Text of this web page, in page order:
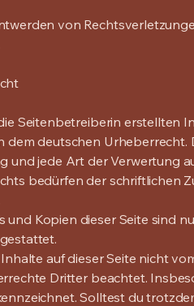
von
Seitenbetreiberin erstellten
dem deutschen Urheberrecht.
und jede Art der Verwertung
bedürfen der schriftlichen
und Kopien dieser Seite sind
auf dieser Seite nicht
Dritter beachtet.
Solltest du